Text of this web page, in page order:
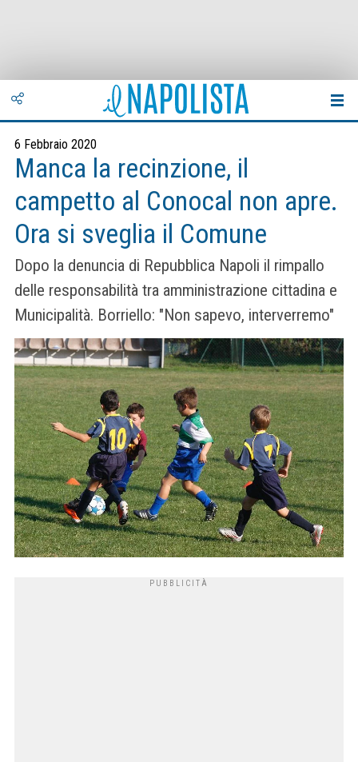
6 Febbraio 2020
Manca la recinzione, il
campetto al Conocal non apre.
Ora si sveglia il Comune
Dopo la denuncia di Repubblica Napoli il rimpallo
delle responsabilità tra amministrazione cittadina e
Municipalità. Borriello: "Non sapevo, interverremo"